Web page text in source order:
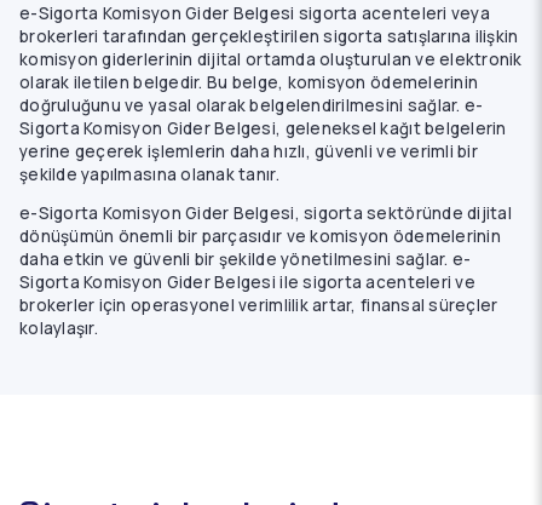
e-Sigorta Komisyon Gider Belgesi sigorta acenteleri veya
brokerleri tarafından gerçekleştirilen sigorta satışlarına ilişkin
komisyon giderlerinin dijital ortamda oluşturulan ve elektronik
olarak iletilen belgedir. Bu belge, komisyon ödemelerinin
doğruluğunu ve yasal olarak belgelendirilmesini sağlar. e-
Sigorta Komisyon Gider Belgesi, geleneksel kağıt belgelerin
yerine geçerek işlemlerin daha hızlı, güvenli ve verimli bir
şekilde yapılmasına olanak tanır.
e-Sigorta Komisyon Gider Belgesi, sigorta sektöründe dijital
dönüşümün önemli bir parçasıdır ve komisyon ödemelerinin
daha etkin ve güvenli bir şekilde yönetilmesini sağlar. e-
Sigorta Komisyon Gider Belgesi ile sigorta acenteleri ve
brokerler için operasyonel verimlilik artar, finansal süreçler
kolaylaşır.